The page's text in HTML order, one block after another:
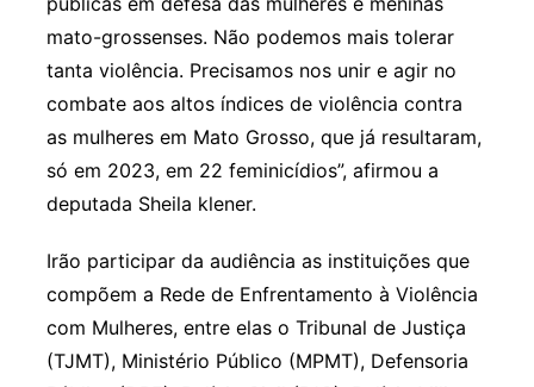
mato-grossenses. Não podemos mais tolerar
tanta violência. Precisamos nos unir e agir no
combate aos altos índices de violência contra
as mulheres em Mato Grosso, que já resultaram,
só em 2023, em 22 feminicídios”, afirmou a
deputada Sheila klener.
Irão participar da audiência as instituições que
compõem a Rede de Enfrentamento à Violência
com Mulheres, entre elas o Tribunal de Justiça
(TJMT), Ministério Público (MPMT), Defensoria